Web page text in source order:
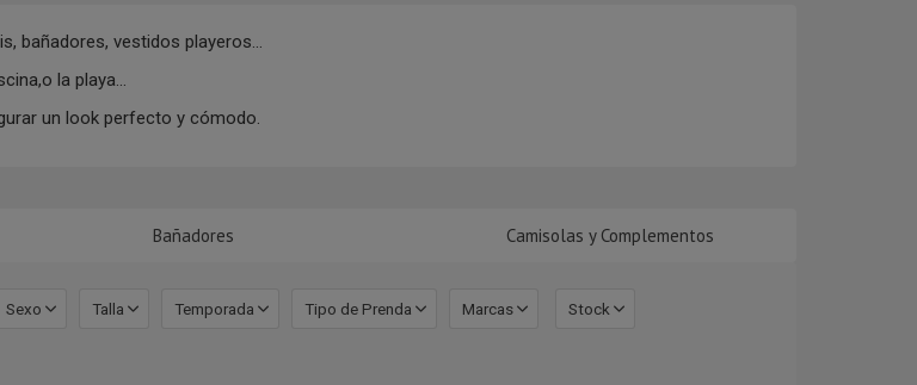
bañadores, vestidos playeros...
la playa...
un look perfecto y cómodo.
Bañadores Camisolas y Complementos
Sexo Talla Temporada Tipo de Prenda Marcas Stock